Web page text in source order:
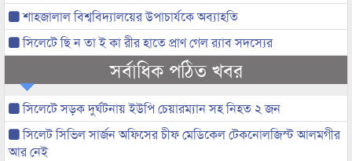
শাহজালাল বিশ্ববিদ্যালয়ের উপাচার্যকে অব্যাহতি
সিলেটে ছি ন তা ই কা রীর হাতে প্রাণ গেল র‌্যাব সদস্যের
সর্বাধিক পঠিত খবর
সিলেটে সড়ক দুর্ঘটনায় ইউপি চেয়ারম্যান সহ নিহত ২ জন
সিলেট সিভিল সার্জন অফিসের চীফ মেডিকেল টেকনোলজিস্ট আলমগীর
আর নেই